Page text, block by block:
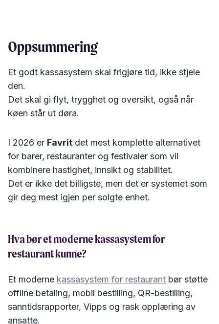
Oppsummering
Et godt kassasystem skal frigjøre tid, ikke stjele
den.
Det skal gi flyt, trygghet og oversikt, også når
køen står ut døra.
I 2026 er Favrit det mest komplette alternativet
for barer, restauranter og festivaler som vil
kombinere hastighet, innsikt og stabilitet.
Det er ikke det billigste, men det er systemet som
gir deg mest igjen per solgte enhet.
Hva bør et moderne kassasystem for
restaurant kunne?
Et moderne kassasystem for restaurant bør støtte
offline betaling, mobil bestilling, QR-bestilling,
sanntidsrapporter, Vipps og rask opplæring av
ansatte.